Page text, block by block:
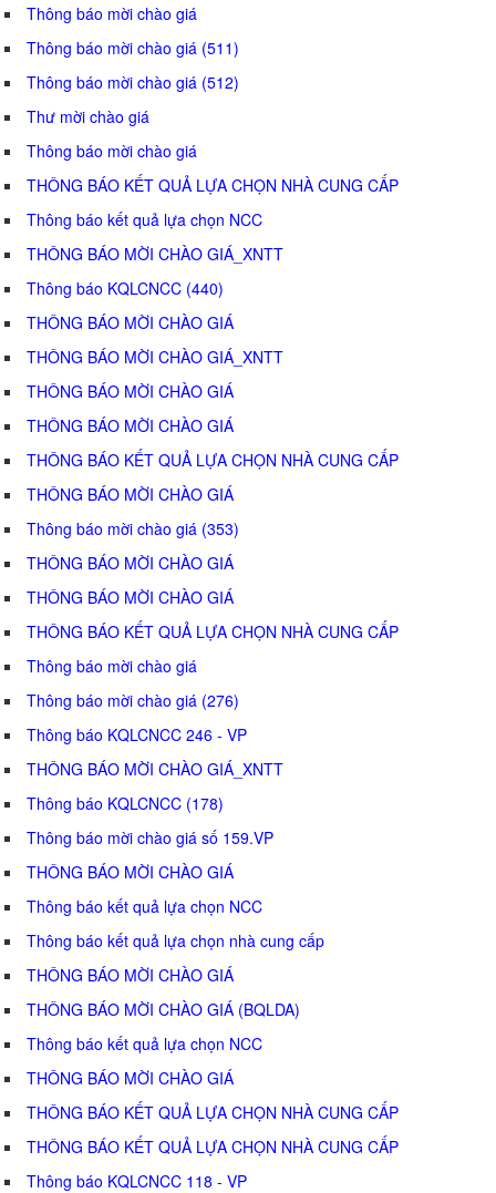
Thông báo mời chào giá
Thông báo mời chào giá (511)
Thông báo mời chào giá (512)
Thư mời chào giá
Thông báo mời chào giá
THÔNG BÁO KẾT QUẢ LỰA CHỌN NHÀ CUNG CẤP
Thông báo kết quả lựa chọn NCC
THÔNG BÁO MỜI CHÀO GIÁ_XNTT
Thông báo KQLCNCC (440)
THÔNG BÁO MỜI CHÀO GIÁ
THÔNG BÁO MỜI CHÀO GIÁ_XNTT
THÔNG BÁO MỜI CHÀO GIÁ
THÔNG BÁO MỜI CHÀO GIÁ
THÔNG BÁO KẾT QUẢ LỰA CHỌN NHÀ CUNG CẤP
THÔNG BÁO MỜI CHÀO GIÁ
Thông báo mời chào giá (353)
THÔNG BÁO MỜI CHÀO GIÁ
THÔNG BÁO MỜI CHÀO GIÁ
THÔNG BÁO KẾT QUẢ LỰA CHỌN NHÀ CUNG CẤP
Thông báo mời chào giá
Thông báo mời chào giá (276)
Thông báo KQLCNCC 246 - VP
THÔNG BÁO MỜI CHÀO GIÁ_XNTT
Thông báo KQLCNCC (178)
Thông báo mời chào giá số 159.VP
THÔNG BÁO MỜI CHÀO GIÁ
Thông báo kết quả lựa chọn NCC
Thông báo kết quả lựa chọn nhà cung cấp
THÔNG BÁO MỜI CHÀO GIÁ
THÔNG BÁO MỜI CHÀO GIÁ (BQLDA)
Thông báo kết quả lựa chọn NCC
THÔNG BÁO MỜI CHÀO GIÁ
THÔNG BÁO KẾT QUẢ LỰA CHỌN NHÀ CUNG CẤP
THÔNG BÁO KẾT QUẢ LỰA CHỌN NHÀ CUNG CẤP
Thông báo KQLCNCC 118 - VP